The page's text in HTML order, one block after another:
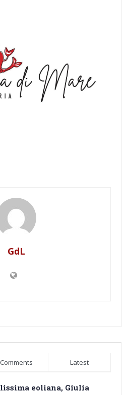
GdL
Comments Latest
eoliana, Giulia